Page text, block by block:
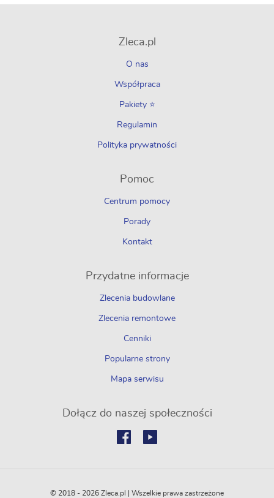
Zleca.pl
O nas
Współpraca
Pakiety ⭐
Regulamin
Polityka prywatności
Pomoc
Centrum pomocy
Porady
Kontakt
Przydatne informacje
Zlecenia budowlane
Zlecenia remontowe
Cenniki
Popularne strony
Mapa serwisu
Dołącz do naszej społeczności
© 2018 - 2026 Zleca.pl | Wszelkie prawa zastrzeżone